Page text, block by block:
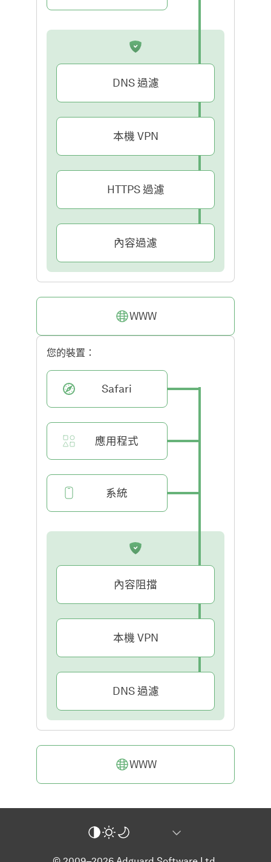
DNS 過濾
本機 VPN
HTTPS 過濾
內容過濾
WWW
您的裝置：
Safari
應用程式
系統
內容阻擋
本機 VPN
DNS 過濾
WWW